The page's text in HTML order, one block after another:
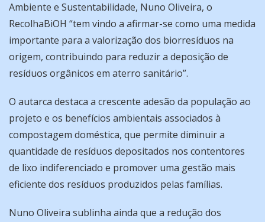
Ambiente e Sustentabilidade, Nuno Oliveira, o
RecolhaBiOH “tem vindo a afirmar-se como uma medida
importante para a valorização dos biorresíduos na
origem, contribuindo para reduzir a deposição de
resíduos orgânicos em aterro sanitário”.
O autarca destaca a crescente adesão da população ao
projeto e os benefícios ambientais associados à
compostagem doméstica, que permite diminuir a
quantidade de resíduos depositados nos contentores
de lixo indiferenciado e promover uma gestão mais
eficiente dos resíduos produzidos pelas famílias.
Nuno Oliveira sublinha ainda que a redução dos